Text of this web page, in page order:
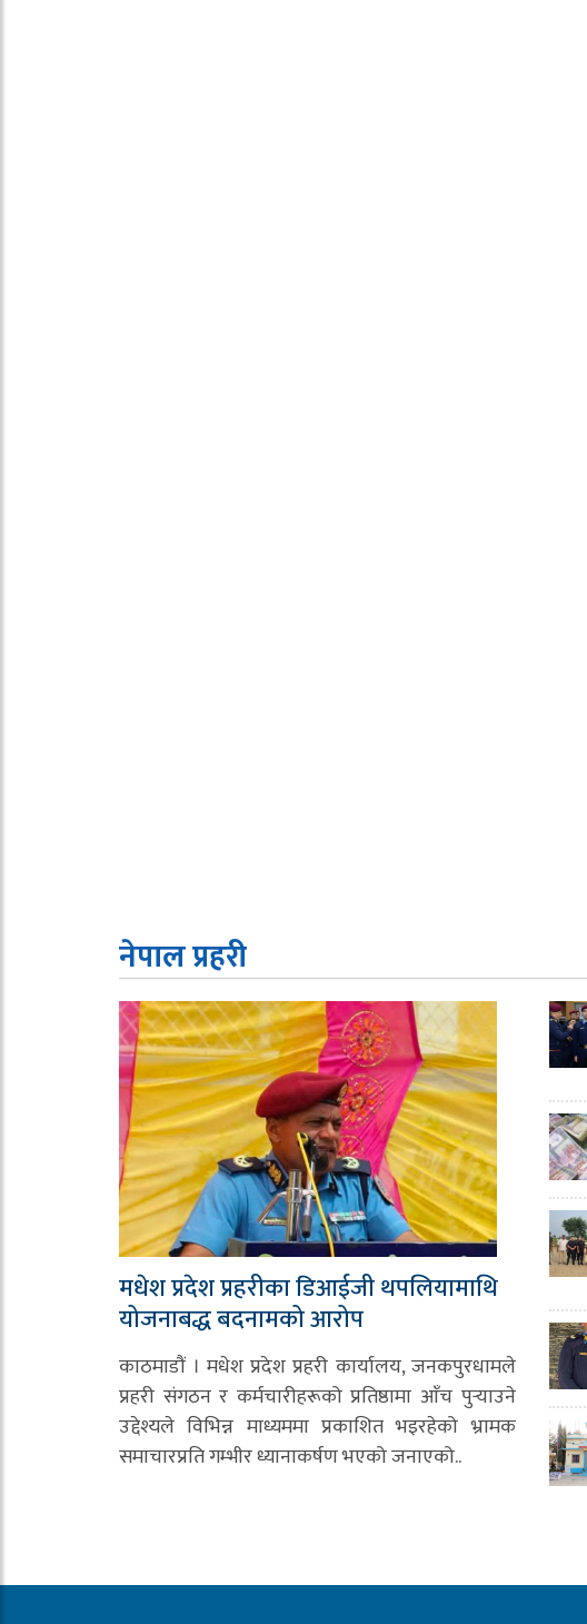
नेपाल प्रहरी
मधेश प्रदेश प्रहरीका डिआईजी थपलियामाथि
योजनाबद्ध बदनामको आरोप
काठमाडौं । मधेश प्रदेश प्रहरी कार्यालय, जनकपुरधामले
प्रहरी संगठन र कर्मचारीहरूको प्रतिष्ठामा आँच पुर्‍याउने
उद्देश्यले विभिन्न माध्यममा प्रकाशित भइरहेको भ्रामक
समाचारप्रति गम्भीर ध्यानाकर्षण भएको जनाएको..